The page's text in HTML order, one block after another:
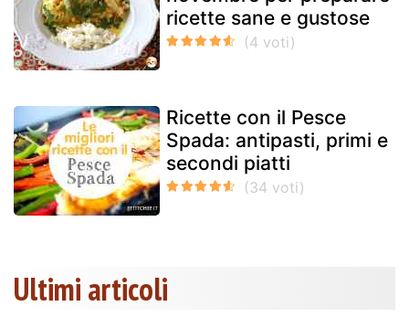
ricette sane e gustose
Ricette con il Pesce
Spada: antipasti, primi e
secondi piatti
Ultimi articoli